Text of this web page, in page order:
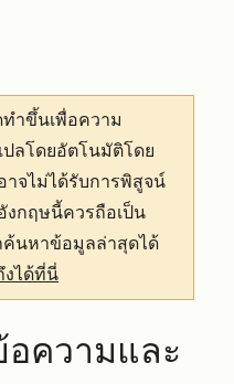
ำขึ้นเพื่อความ
ปลโดยอัตโนมัติโดย
จไม่ได้รับการพิสูจน์
กฤษนี้ควรถือเป็น
นหาข้อมูลล่าสุดได้
งได้ที่นี่
อความและ